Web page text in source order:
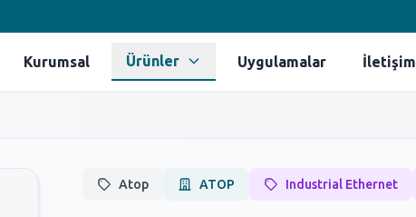
Kurumsal Ürünler Uygulamalar İletişim
Atop ATOP Industrial Ethernet